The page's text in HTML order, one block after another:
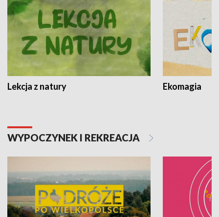
Lekcja z natury Ekomagia
WYPOCZYNEK I REKREACJA